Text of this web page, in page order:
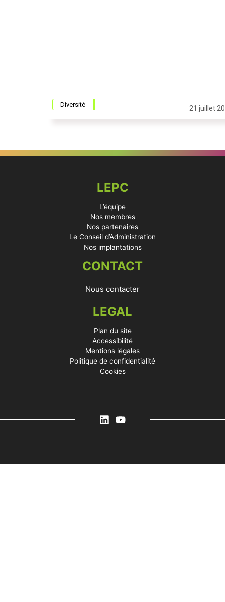
Diversité 21 juillet
LEPC
L’équipe
Nos membres
Nos partenaires
Le Conseil d’Administration
Nos implantations
CONTACT
Nous contacter
LEGAL
Plan du site
Accessibilité
Mentions légales
Politique de confidentialité
Cookies